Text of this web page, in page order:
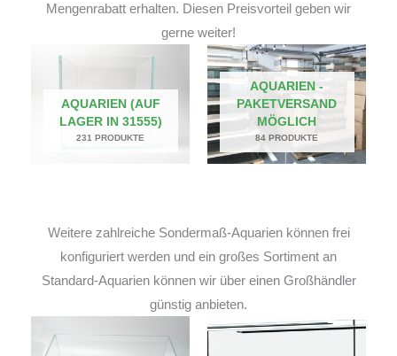
Mengenrabatt erhalten. Diesen Preisvorteil geben wir
gerne weiter!
AQUARIEN (AUF
LAGER IN 31555)
231 PRODUKTE
AQUARIEN -
PAKETVERSAND
MÖGLICH
84 PRODUKTE
Weitere zahlreiche Sondermaß-Aquarien können frei
konfiguriert werden und ein großes Sortiment an
Standard-Aquarien können wir über einen Großhändler
günstig anbieten.